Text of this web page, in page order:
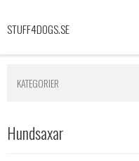
STUFF4DOGS.SE
KATEGORIER
Hundsaxar